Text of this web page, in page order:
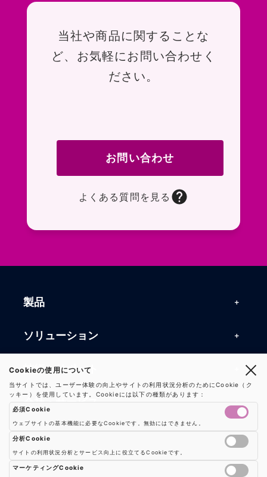
お問い合わせ
当社や商品に関することな
ど、お気軽にお問い合わせく
ださい。
お問い合わせ
よくある質問を見る
製品
製品一覧
RFIDリーダー
RFIDチップ・モジュール
RFIDアンテナ
RFIDプリンター
RFIDタグ
ソリューション
ソリューション
RFIDソリューション
RFIDとセンサー
マシンビジョン
防爆製品
RFIDシールド
技術・サポート
技術記事一覧
活用事例
よくある質問
用語集
会社・サービス
会社概要
お知らせ
事業内容
事業内容一覧
Cookieの使用について
当サイトでは、ユーザー体験の向上やサイトの利用状況分析のためにCookie（ク
ッキー）を使用しています。Cookieには以下の種類があります：
必須Cookie
ウェブサイトの基本機能に必要なCookieです。無効にはできません。
分析Cookie
サイトの利用状況分析とサービス向上に役立てるCookieです。
Google AnalyticsやGoogle Tag Managerなどの分析ツールのCookieを制御しま
マーケティングCookie